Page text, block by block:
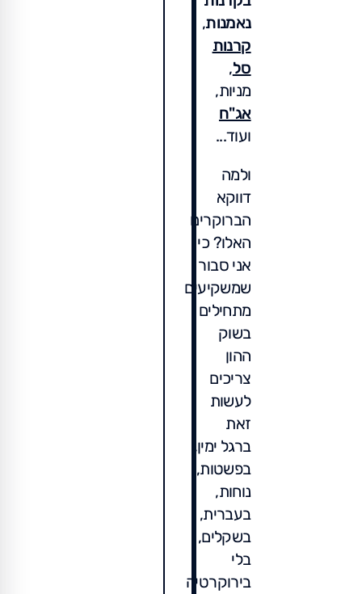
נאמנות,
קרנות
סל,
מניות,
אג"ח
ועוד...
ולמה
דווקא
הברוקרים
האלו? כי
אני סבור
שמשקיעים
מתחילים
בשוק
ההון
צריכים
לעשות
זאת
ברגל ימין,
בפשטות,
נוחות,
בעברית,
בשקלים,
בלי
בירוקרטיה